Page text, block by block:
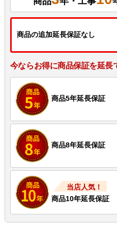
商品の追加延長保証なし
今ならお得に商品保証を延長
商品5年延長保証
商品8年延長保証
当店人気！
商品10年延長保証